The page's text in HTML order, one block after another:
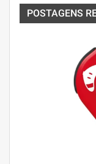
POSTAGENS